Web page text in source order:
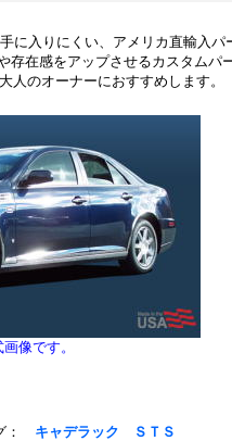
に入りにくい、アメリカ直輸入パ
在感をアップさせるカスタムパ
人のオーナーにおすすめします。
像です。
： キャデラック ＳＴＳ